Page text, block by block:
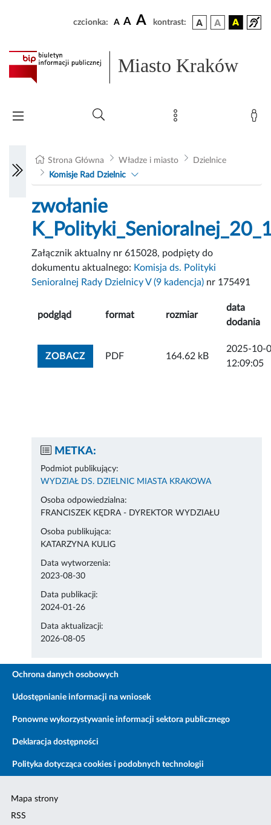
czcionka: A A A kontrast:
Miasto Kraków
Strona Główna Władze i miasto
Dzielnice
Komisje Rad Dzielnic
zwołanie
Załącznik aktualny nr 615028, podpięty do
dokumentu aktualnego: Komisja ds. Polityki
Senioralnej Rady Dzielnicy V (9 kadencja) nr 175491
podgląd format rozmiar
data
dodania
ZOBACZZOBACZ ZAŁĄCZNIK
PDF 164.62 kB
2025-10-
12:09:05
METKA:
Podmiot publikujący:
WYDZIAŁ DS. DZIELNIC MIASTA KRAKOWA
Osoba odpowiedzialna:
FRANCISZEK KĘDRA - DYREKTOR WYDZIAŁU
Osoba publikująca:
KATARZYNA KULIG
Data wytworzenia:
2023-08-30
Data publikacji:
2024-01-26
Data aktualizacji:
2026-08-05
Ochrona danych osobowych
Udostępnianie informacji na wniosek
Ponowne wykorzystywanie informacji sektora publicznego
Deklaracja dostępności
Polityka dotycząca cookies i podobnych technologii
Mapa strony
RSS